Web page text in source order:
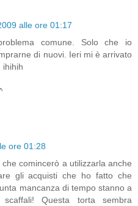
alle ore 01:17
comune. Solo che io
di nuovi. Ieri mi è arrivato
ihihih
ore 01:28
comincerò a utilizzarla anche
gli acquisti che ho fatto che
mancanza di tempo stanno a
Questa torta sembra